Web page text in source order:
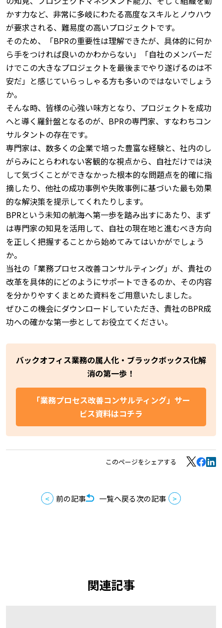
かす力など、非常に多岐にわたる高度なスキルとノウハウ
が要求される、難易度の高いプロジェクトです。
そのため、「BPRの重要性は理解できたが、具体的に何か
ら手をつければ良いのかわからない」「自社のメンバーだ
けでこの大きなプロジェクトを最後までやり遂げるのは不
安だ」と感じていらっしゃる方も多いのではないでしょう
か。
そんな時、皆様の心強い味方となり、プロジェクトを成功
へと導く羅針盤となるのが、BPRの専門家、すなわちコン
サルタントの存在です。
専門家は、数多くの企業で培った豊富な経験と、社内のし
がらみにとらわれない客観的な視点から、自社だけでは決
して気づくことができなかった根本的な問題点を的確に指
摘したり、他社の成功事例や失敗事例に基づいた最も効果
的な解決策を提示してくれたりします。
BPRという未知の航海へ第一歩を踏み出すにあたり、まず
は専門家の知見を活用して、自社の現在地と進むべき方向
を正しく把握することから始めてみてはいかがでしょう
か。
当社の「業務プロセス改善コンサルティング」が、貴社の
改革を具体的にどのようにサポートできるのか、その内容
を分かりやすくまとめた資料をご用意いたしました。
ぜひこの機会にダウンロードしていただき、貴社のBPR成
功への確かな第一歩としてお役立てください。
バックオフィス業務の属人化・ブラックボックス化解
消の第一歩！
「業務プロセス改善コンサルティング」サー
ビス資料はコチラ
このページをシェアする
前の記事 一覧へ戻る次の記事
関連記事